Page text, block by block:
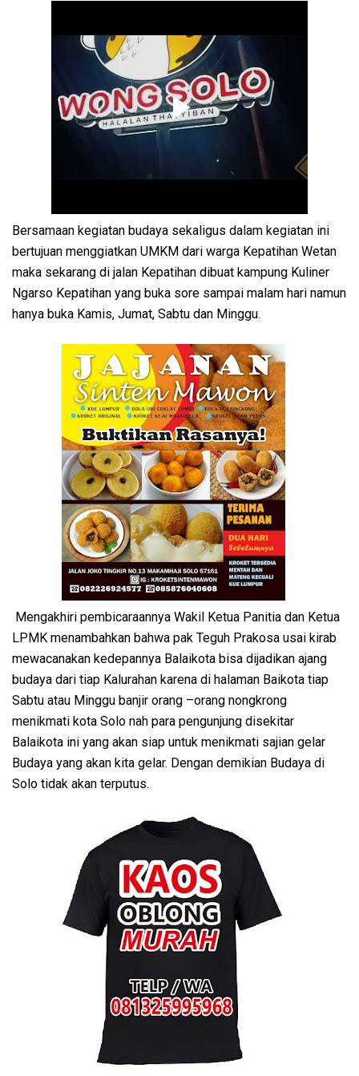
Bersamaan kegiatan budaya sekaligus dalam kegiatan ini
bertujuan menggiatkan UMKM dari warga Kepatihan Wetan
maka sekarang di jalan Kepatihan dibuat kampung Kuliner
Ngarso Kepatihan yang buka sore sampai malam hari namun
hanya buka Kamis, Jumat, Sabtu dan Minggu.
Mengakhiri pembicaraannya Wakil Ketua Panitia dan Ketua
LPMK menambahkan bahwa pak Teguh Prakosa usai kirab
mewacanakan kedepannya Balaikota bisa dijadikan ajang
budaya dari tiap Kalurahan karena di halaman Baikota tiap
Sabtu atau Minggu banjir orang –orang nongkrong
menikmati kota Solo nah para pengunjung disekitar
Balaikota ini yang akan siap untuk menikmati sajian gelar
Budaya yang akan kita gelar. Dengan demikian Budaya di
Solo tidak akan terputus.